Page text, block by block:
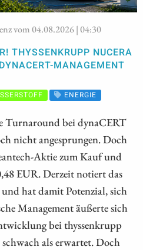
vom 04.08.2026 | 04:30
THYSSENKRUPP NUCERA
MANAGEMENT
ENERGIE
Turnaround bei dynaCERT
nicht angesprungen. Doch
Aktie zum Kauf und
EUR. Derzeit notiert das
hat damit Potenzial, sich
Management äußerte sich
bei thyssenkrupp
als erwartet. Doch